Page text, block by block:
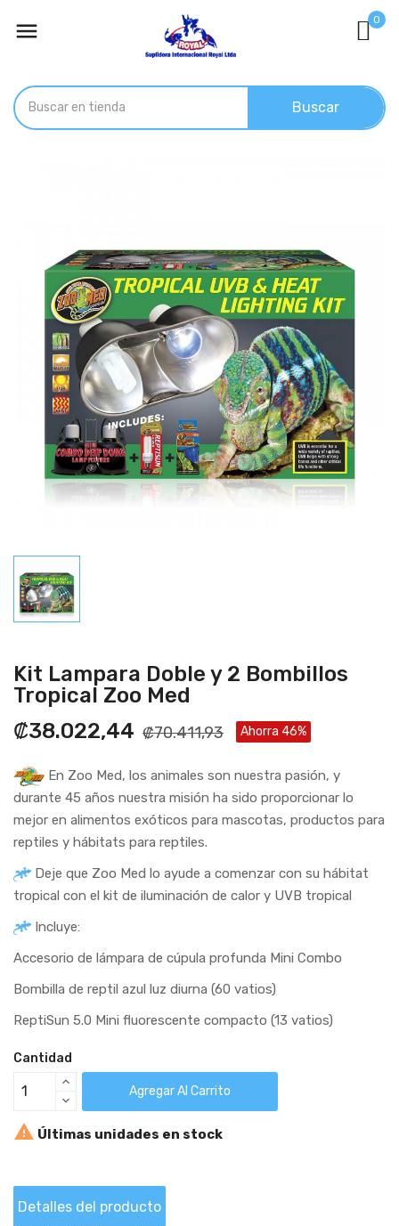
 0
Buscar
Kit Lampara Doble y 2 Bombillos
Tropical Zoo Med
₡38.022,44 ₡70.411,93 Ahorra 46%
En Zoo Med, los animales son nuestra pasión, y
durante 45 años nuestra misión ha sido proporcionar lo
mejor en alimentos exóticos para mascotas, productos para
reptiles y hábitats para reptiles.
Deje que Zoo Med lo ayude a comenzar con su hábitat
tropical con el kit de iluminación de calor y UVB tropical
Incluye:
Accesorio de lámpara de cúpula profunda Mini Combo
Bombilla de reptil azul luz diurna (60 vatios)
ReptiSun 5.0 Mini fluorescente compacto (13 vatios)
Cantidad
Agregar Al Carrito
 Últimas unidades en stock
Detalles del producto